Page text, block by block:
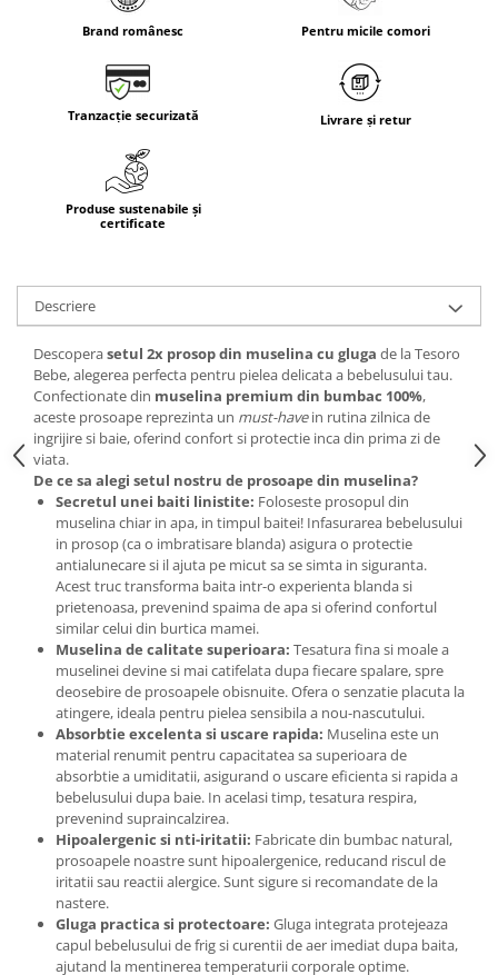
Brand românesc Pentru micile comori
Tranzacție securizată Livrare și retur
Produse sustenabile și
certificate
Descriere
Descoperasetul 2x prosop din muselina cu gluga de la Tesoro
Bebe, alegerea perfecta pentru pielea delicata a bebelusului tau.
Confectionate din muselina premium din bumbac 100%,
aceste prosoape reprezinta un must-havein rutina zilnica de
ingrijire si baie, oferind confort si protectie inca din prima zi de
viata.
De ce sa alegi setul nostru de prosoape din muselina?
Secretul unei baiti linistite: Foloseste prosopul din
muselina chiar in apa, in timpul baitei! Infasurarea bebelusului
in prosop (ca o imbratisare blanda) asigura o protectie
antialunecare si il ajuta pe micut sa se simta in siguranta.
Acest truc transforma baita intr-o experienta blanda si
prietenoasa, prevenind spaima de apa si oferind confortul
similar celui din burtica mamei.
Muselina de calitate superioara: Tesatura fina si moale a
muselinei devine si mai catifelata dupa fiecare spalare, spre
deosebire de prosoapele obisnuite. Ofera o senzatie placuta la
atingere, ideala pentru pielea sensibila a nou-nascutului.
Absorbtie excelenta si uscare rapida: Muselina este un
material renumit pentru capacitatea sa superioara de
absorbtie a umiditatii, asigurand o uscare eficienta si rapida a
bebelusului dupa baie. In acelasi timp, tesatura respira,
prevenind supraincalzirea.
Hipoalergenic si nti-iritatii: Fabricate din bumbac natural,
prosoapele noastre sunt hipoalergenice, reducand riscul de
iritatii sau reactii alergice. Sunt sigure si recomandate de la
nastere.
Gluga practica si protectoare: Gluga integrata protejeaza
capul bebelusului de frig si curentii de aer imediat dupa baita,
ajutand la mentinerea temperaturii corporale optime.